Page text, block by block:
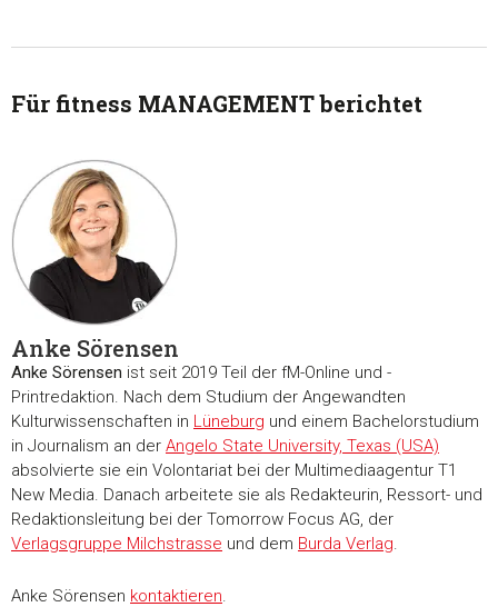
Für fitness MANAGEMENT berichtet
Anke Sörensen
Anke Sörensen ist seit 2019 Teil der fM-Online und -
Printredaktion. Nach dem Studium der Angewandten
Kulturwissenschaften in Lüneburg und einem Bachelorstudium
in Journalism an der Angelo State University, Texas (USA)
absolvierte sie ein Volontariat bei der Multimediaagentur T1
New Media. Danach arbeitete sie als Redakteurin, Ressort- und
Redaktionsleitung bei der Tomorrow Focus AG, der
Verlagsgruppe Milchstrasse und dem Burda Verlag.
Anke Sörensen kontaktieren.